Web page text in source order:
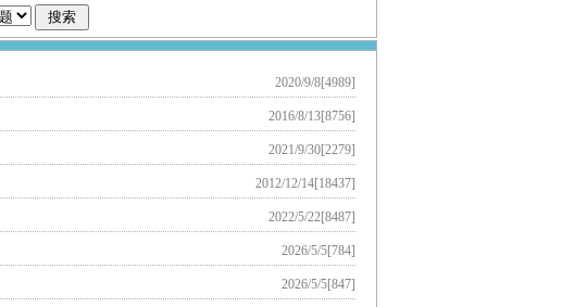
2020/9/8[4989]
2016/8/13[8756]
2021/9/30[2279]
2012/12/14[18437]
2022/5/22[8487]
2026/5/5[784]
2026/5/5[847]